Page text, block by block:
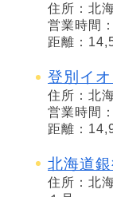
住所：北
営業時間
距離：
登別イ
住所：北
営業時間
距離：
北海道
住所：北